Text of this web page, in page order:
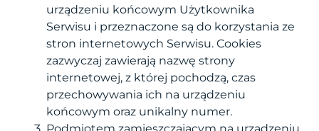
urządzeniu końcowym Użytkownika
Serwisu i przeznaczone są do korzystania ze
stron internetowych Serwisu. Cookies
zazwyczaj zawierają nazwę strony
internetowej, z której pochodzą, czas
przechowywania ich na urządzeniu
końcowym oraz unikalny numer.